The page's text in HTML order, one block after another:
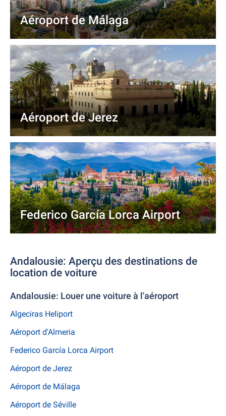
Aéroport de Málaga
Aéroport de Jerez
Federico García Lorca Airport
Andalousie: Aperçu des destinations de
location de voiture
Andalousie: Louer une voiture à l'aéroport
Algeciras Heliport
Aéroport d'Almeria
Federico García Lorca Airport
Aéroport de Jerez
Aéroport de Málaga
Aéroport de Séville